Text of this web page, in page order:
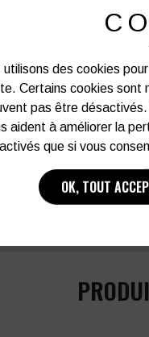
votre
utilisons des cookies
Certains cookies sont
pas être
aident à améliorer la
que si vous
OK, TOUT